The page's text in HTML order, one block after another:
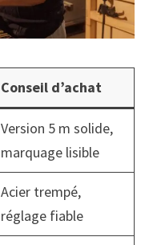
Conseil d’achat
Version 5 m solide,
marquage lisible
Acier trempé,
réglage fiable